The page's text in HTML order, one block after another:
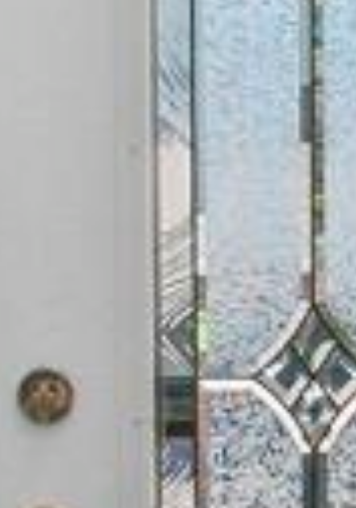


















































